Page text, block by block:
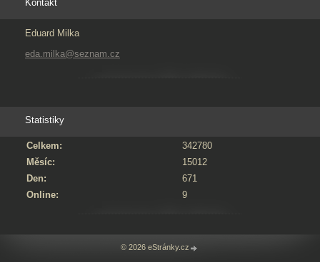
Kontakt
Eduard Milka
eda.milka@seznam.cz
Statistiky
Online: 9
Celkem:
342780
Měsíc:
15012
Den:
671
© 2026 eStránky.cz